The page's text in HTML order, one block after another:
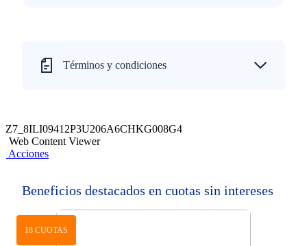
Términos y condiciones
Z7_8ILI09412P3U206A6CHKG008G4
Web Content Viewer
Acciones
Beneficios destacados en cuotas sin intereses
18 CUOTAS